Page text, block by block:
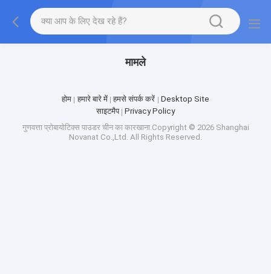
मामले
होम हमारे बारे में हमसे संपर्क करें
Desktop Site
साइटमैप
Privacy Policy
गुणवत्ता प्रोबायोटिक्स पाउडरचीन का कारखाना.Copyright © 2026 Shanghai
Novanat Co.,Ltd. All Rights Reserved.